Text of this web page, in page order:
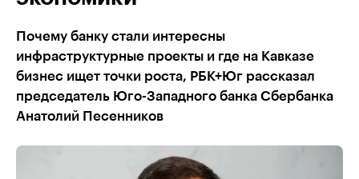
Почему банку стали интересны
инфраструктурные проекты и где на Кавказе
бизнес ищет точки роста, РБК+Юг рассказал
председатель Юго-Западного банка Сбербанка
Анатолий Песенников